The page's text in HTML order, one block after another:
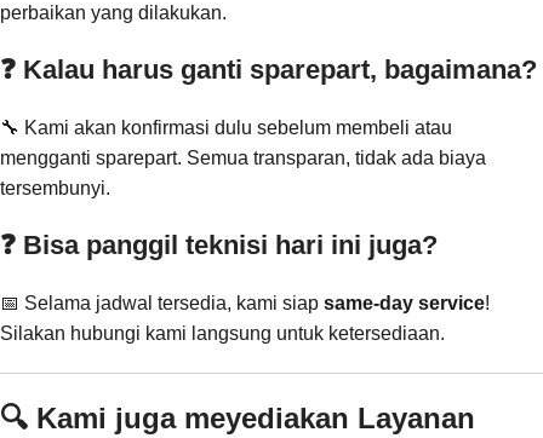
perbaikan yang dilakukan.
❓ Kalau harus ganti sparepart, bagaimana?
🔧 Kami akan konfirmasi dulu sebelum membeli atau
mengganti sparepart. Semua transparan, tidak ada biaya
tersembunyi.
❓ Bisa panggil teknisi hari ini juga?
📅 Selama jadwal tersedia, kami siap same-day service!
Silakan hubungi kami langsung untuk ketersediaan.
🔍 Kami juga meyediakan Layanan